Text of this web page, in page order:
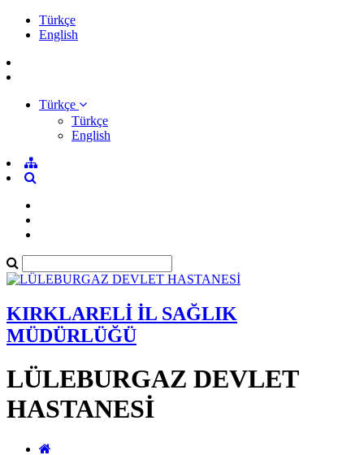
Türkçe
English
Türkçe
Türkçe
English
KIRKLARELİ İL SAĞLIK
MÜDÜRLÜĞÜ
LÜLEBURGAZ DEVLET
HASTANESİ